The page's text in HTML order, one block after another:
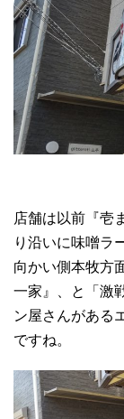
店舗は以前『壱
り沿いに味噌ラ
向かい側本牧方
一家』、と「激
ン屋さんがある
ですね。